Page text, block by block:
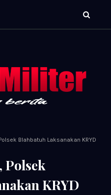
Blahbatuh Laksanakan KRYD
Polsek
KRYD